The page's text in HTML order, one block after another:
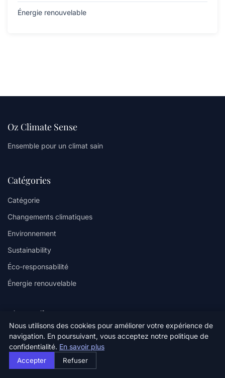
Énergie renouvelable
Oz Climate Sense
Ensemble pour un climat sain
Catégories
Catégorie
Changements climatiques
Environnement
Sustainability
Éco-responsabilité
Énergie renouvelable
Liens utiles
Contact
Informations
Nous utilisons des cookies pour améliorer votre expérience de
navigation. En poursuivant, vous acceptez notre politique de
confidentialité. En savoir plus
Accepter Refuser